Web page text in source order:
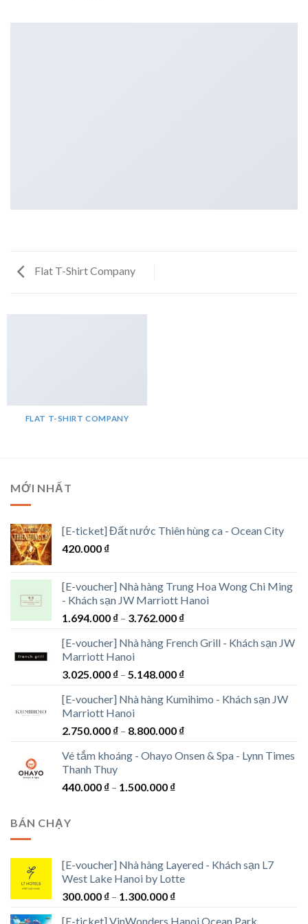
Flat T-Shirt Company
FLAT T-SHIRT COMPANY
MỚI NHẤT
[E-ticket] Đất nước Thiên hùng ca - Ocean City
420.000 ₫
[E-voucher] Nhà hàng Trung Hoa Wong Chi Ming
- Khách sạn JW Marriott Hanoi
1.694.000 ₫ – 3.762.000 ₫Khoảng
từ
đến
[E-voucher] Nhà hàng French Grill - Khách sạn JW
Marriott Hanoi
3.025.000 ₫ – 5.148.000 ₫Khoảng
từ
đến
[E-voucher] Nhà hàng Kumihimo - Khách sạn JW
Marriott Hanoi
2.750.000 ₫ – 8.800.000 ₫Khoảng
từ
Vé tắm khoáng - Ohayo Onsen & Spa - Lynn Times
Thanh Thuy
440.000 ₫ – 1.500.000 ₫Khoảng
BÁN CHẠY
[E-voucher] Nhà hàng Layered - Khách sạn L7
West Lake Hanoi by Lotte
300.000 ₫ – 1.300.000 ₫Khoảng
[E-ticket] VinWonders Hanoi Ocean Park